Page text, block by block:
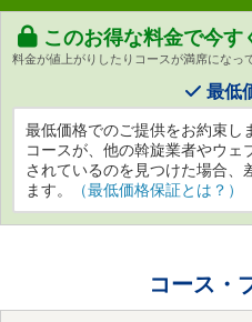
このお得な料金で今す
料金が値上がりしたりコースが満席になっ
最低
最低価格でのご提供をお約束し
コースが、他の斡旋業者やウ
されているのを見つけた場合、
ます。
（最低価格保証とは？）
コース・